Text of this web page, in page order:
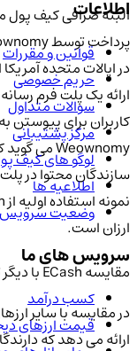
ارائه یک پلت فرم
کاربران برای
سازندگان محتوا در
ارزان است.
مقایسه ECash با دیگر توکن ها
اطلاعات
قوانین و مقررات
حریم خصوصی
سوالات متداول
مرکز پشتیبانی
لوگو های کیف
اطلاعیه ها
وضعیت سرویس
سرویس های ما
کسب درآمد
قیمت ارزهای